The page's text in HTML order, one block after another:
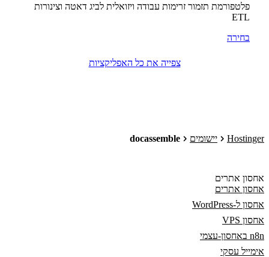
פלטפורמת תזמור זרימות עבודה ויזואלית לביג דאטה וצינורות
ETL
בחירה
צפייה את כל האפליקציות
Hostinger יישומים docassemble
אחסון אתרים
אחסון אתרים
אחסון ל-WordPress
אחסון VPS
n8n באחסון-עצמי
אימייל עסקי